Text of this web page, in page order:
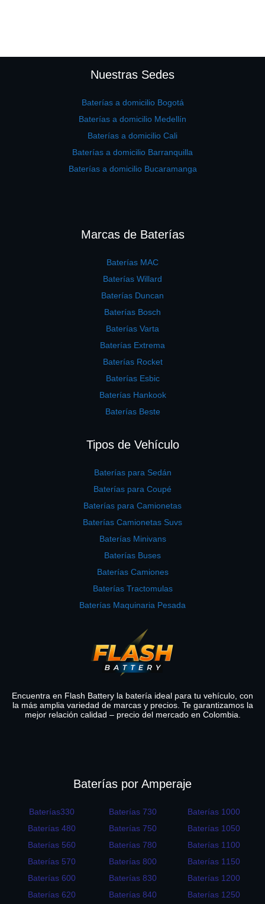
Nuestras Sedes
Baterías a domicilio Bogotá
Baterías a domicilio Medellín
Baterías a domicilio Cali
Baterías a domicilio Barranquilla
Baterías a domicilio Bucaramanga
Marcas de Baterías
Baterías MAC
Baterías Willard
Baterías Duncan
Baterías Bosch
Baterías Varta
Baterías Extrema
Baterías Rocket
Baterías Esbic
Baterías Hankook
Baterías Beste
Tipos de Vehículo
Baterías para Sedán
Baterías para Coupé
Baterías para Camionetas
Baterías Camionetas Suvs
Baterías Minivans
Baterías Buses
Baterías Camiones
Baterías Tractomulas
Baterías Maquinaria Pesada
Encuentra en Flash Battery la batería ideal para tu vehículo, con
la más amplia variedad de marcas y precios. Te garantizamos la
mejor relación calidad – precio del mercado en Colombia.
Baterías por Amperaje
Baterías330
Baterías 480
Baterías 560
Baterías 570
Baterías 600
Baterías 620
Baterías 730
Baterías 750
Baterías 780
Baterías 800
Baterías 830
Baterías 840
Baterías 1000
Baterías 1050
Baterías 1100
Baterías 1150
Baterías 1200
Baterías 1250